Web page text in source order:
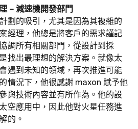
– 減速機開發部門
劃的吸引，尤其是因為其複雜的
經理，他總是將客戶的需求謹記
調所有相關部門，從設計到採
找出最理想的解決方案。就像太
遇到未知的領域，再次推進可能
情況下，他很感謝 maxon 賦予他
與技術內容並有所作為。他的設
空應用中，因此他對火星任務進
的。